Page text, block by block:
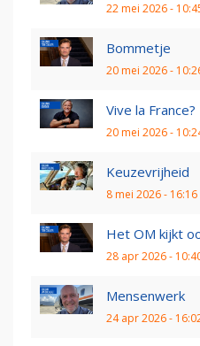
22 mei 2026 -
Bommetje
20 mei 2026 -
Vive la France?
20 mei 2026 -
Keuzevrijheid
8 mei 2026 - 16:16
Het OM kijkt
28 apr 2026 -
Mensenwerk
24 apr 2026 -